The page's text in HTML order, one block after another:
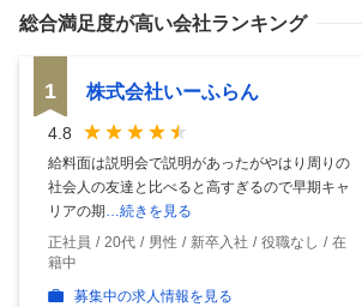
総合満足度が高い会社ランキング
1 株式会社いーふらん
4.8
給料面は説明会で説明があったがやはり周りの
社会人の友達と比べると高すぎるので早期キャ
リアの期…続きを見る
正社員
20代 男性 新卒入社 役職なし
在
籍中
募集中の求人情報を見る